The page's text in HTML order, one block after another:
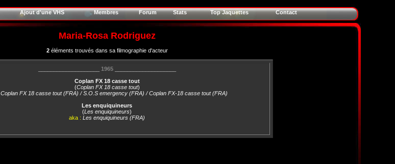
Ajout d'une VHS Membres Forum Stats Top Jaquettes Contact
Maria-Rosa Rodriguez
2éléments trouvés dans sa filmographie d'acteur
1965____________________
Coplan FX 18 casse tout
(Coplan FX 18 casse tout)
Coplan FX 18 casse tout (FRA) / S.O.S emergency (FRA) / Coplan FX-18 casse tout (FRA)
Les enquiquineurs
(Les enquiquineurs)
aka : Les enquiquineurs (FRA)